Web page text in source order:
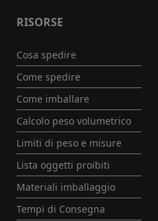
RISORSE
Cosa spedire
Come spedire
Come imballare
Calcolo peso volumetrico
Limiti di peso e misure
Lista oggetti proibiti
Materiali imballaggio
Tempi di Consegna